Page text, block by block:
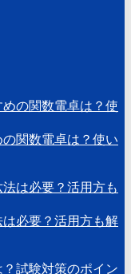
関数電卓は？使い
必要？活用方も解